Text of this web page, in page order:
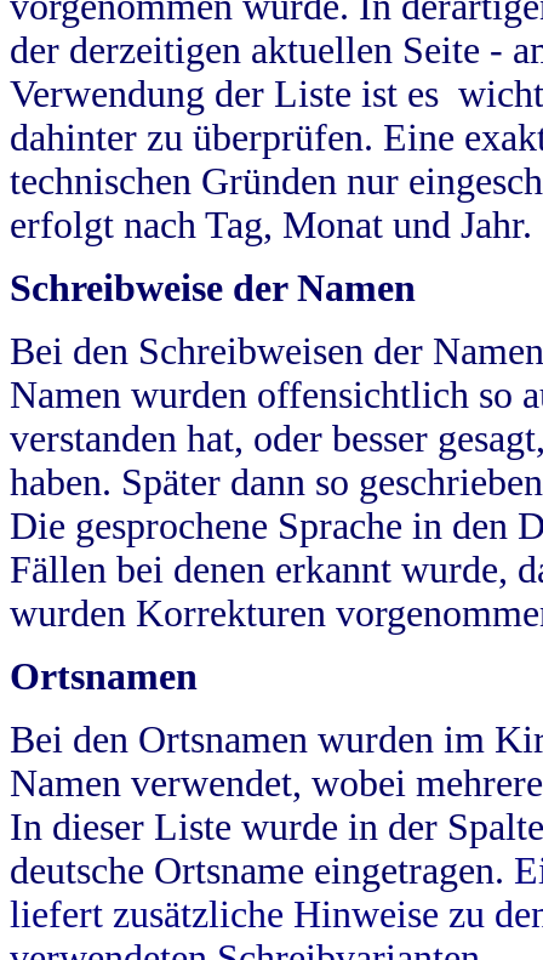
der derzeitigen aktuellen Seite -
Verwendung der Liste ist es
dahinter zu überprüfen. Eine
technischen Gründen nur
erfolgt nach Tag, Monat und Jahr.
Schreibweise der Namen
Bei den Schreibweisen der
Namen wurden offensichtlich so
verstanden hat, oder besser
haben. Später dann so
Die gesprochene Sprache in
Fällen bei denen erkannt wurde,
wurden Korrekturen
Ortsnamen
Bei den Ortsnamen wurden im
Namen verwendet, wobei
In dieser Liste wurde in der
deutsche Ortsname eingetragen.
liefert zusätzliche Hinweise zu